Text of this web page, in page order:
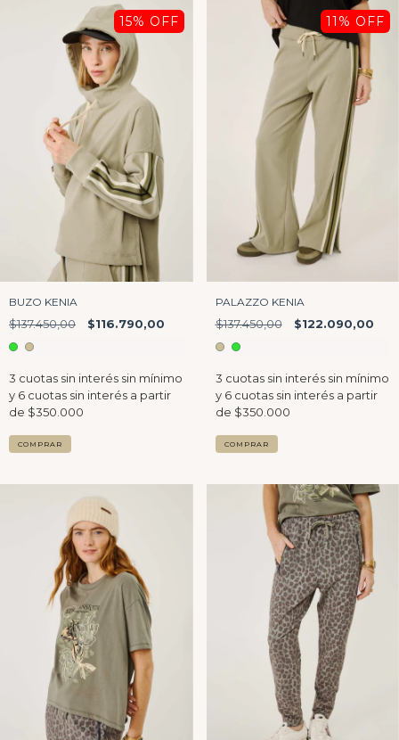
15% OFF
BUZO KENIA
$137.450,00 $116.790,00
COMPRAR
11 % OFF
PALAZZO KENIA
$137.450,00 $122.090,00
COMPRAR